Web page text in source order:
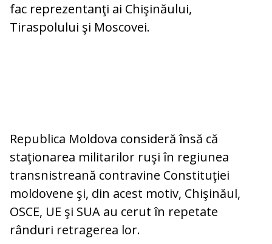
fac reprezentanţi ai Chişinăului,
Tiraspolului şi Moscovei.
Republica Moldova consideră însă că
staţionarea militarilor ruşi în regiunea
transnistreană contravine Constituţiei
moldovene şi, din acest motiv, Chişinăul,
OSCE, UE şi SUA au cerut în repetate
rânduri retragerea lor.